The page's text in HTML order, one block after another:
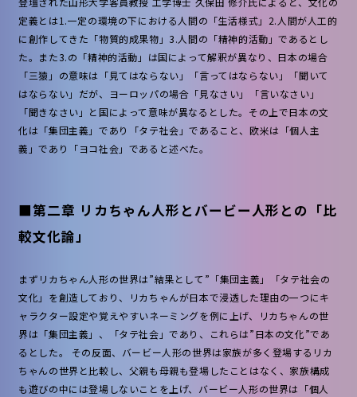
定義とは1.一定の環境の下における人間の「生活様式」2.人間が人工的
に創作してきた「物質的成果物」3.人間の「精神的活動」であるとし
た。また3.の「精神的活動」は国によって解釈が異なり、日本の場合
「三猿」の意味は「見てはならない」「言ってはならない」「聞いて
はならない」だが、ヨーロッパの場合「見なさい」「言いなさい」
「聞きなさい」と国によって意味が異なるとした。その上で日本の文
化は「集団主義」であり「タテ社会」であること、欧米は「個人主
義」であり「ヨコ社会」であると述べた。
■第二章 リカちゃん人形とバービー人形との「比
較文化論」
まずリカちゃん人形の世界は”結果として”「集団主義」「タテ社会の
文化」を創造しており、リカちゃんが日本で浸透した理由の一つにキ
ャラクター設定や覚えやすいネーミングを例に上げ、リカちゃんの世
界は「集団主義」、「タテ社会」であり、これらは”日本の文化”であ
るとした。 その反面、バービー人形の世界は家族が多く登場するリカ
ちゃんの世界と比較し、父親も母親も登場したことはなく、家族構成
も遊びの中には登場しないことを上げ、バービー人形の世界は「個人